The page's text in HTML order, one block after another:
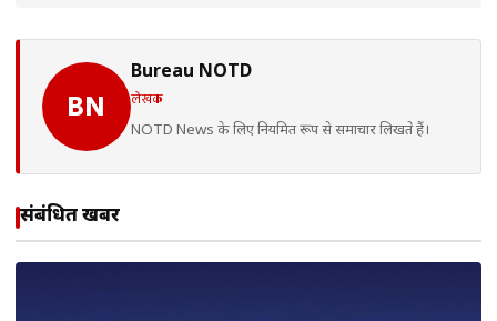
BN
Bureau NOTD
लेखक
NOTD News के लिए नियमित रूप से समाचार लिखते हैं।
संबंधित खबरें